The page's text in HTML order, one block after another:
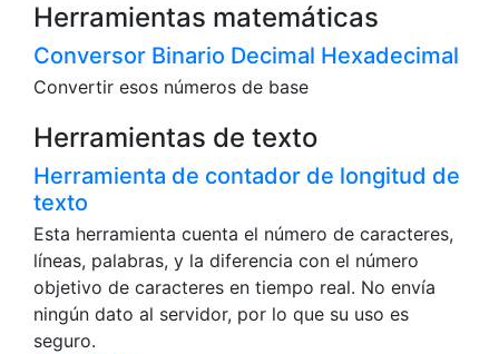
Herramientas matemáticas
Conversor Binario Decimal Hexadecimal
Convertir esos números de base
Herramientas de texto
Herramienta de contador de longitud de
texto
Esta herramienta cuenta el número de caracteres,
líneas, palabras, y la diferencia con el número
objetivo de caracteres en tiempo real. No envía
ningún dato al servidor, por lo que su uso es
seguro.